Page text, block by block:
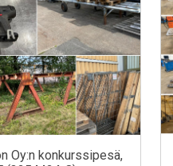
Oy:n konkurssipesä,